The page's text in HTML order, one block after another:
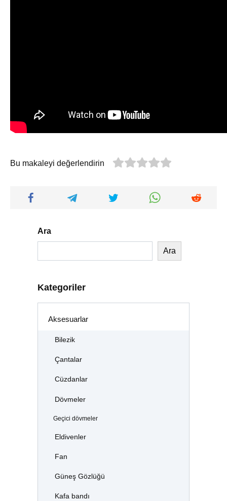
Bu makaleyi değerlendirin
Ara
Ara
Kategoriler
Aksesuarlar
Bilezik
Çantalar
Cüzdanlar
Dövmeler
Geçici dövmeler
Eldivenler
Fan
Güneş Gözlüğü
Kafa bandı